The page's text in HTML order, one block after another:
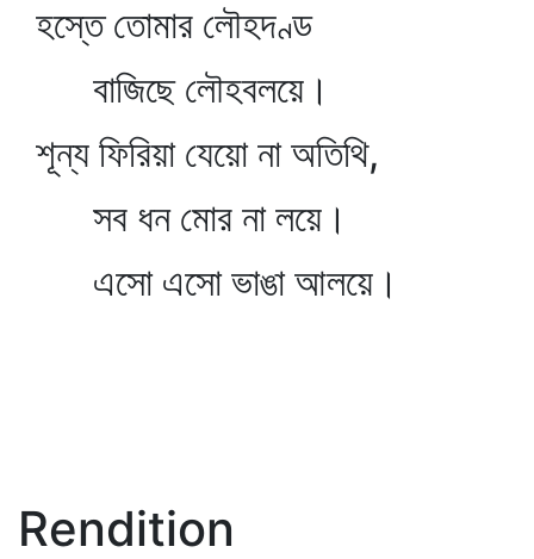
হস্তে তোমার লৌহদণ্ড
বাজিছে লৌহবলয়ে।
শূন্য ফিরিয়া যেয়ো না অতিথি,
সব ধন মোর না লয়ে।
এসো এসো ভাঙা আলয়ে।
Rendition